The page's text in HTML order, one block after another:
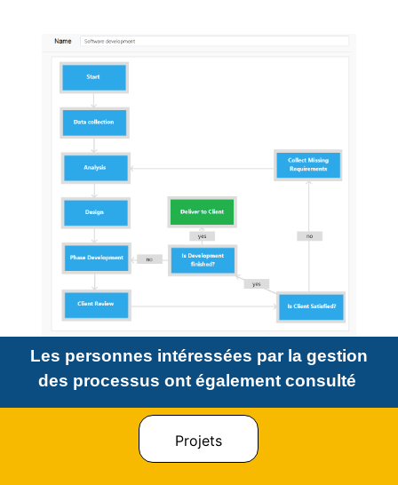
Les personnes intéressées par la gestion
des processus ont également consulté
Projets